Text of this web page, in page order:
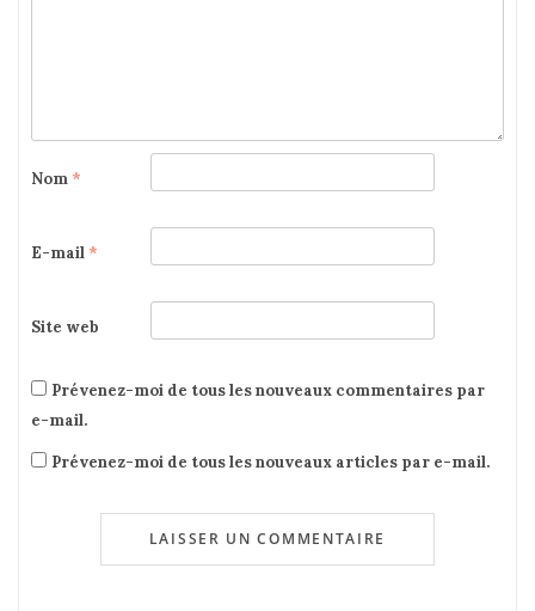
Nom *
E-mail *
Site web
Prévenez-moi de tous les nouveaux commentaires par
e-mail.
Prévenez-moi de tous les nouveaux articles par e-mail.